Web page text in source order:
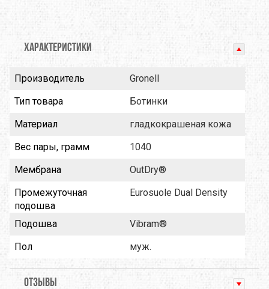
ХАРАКТЕРИСТИКИ
Производитель
Gronell
Тип товара
Ботинки
Материал
гладкокрашеная кожа
Вес пары, грамм
1040
Мембрана
OutDry®
Промежуточная
подошва
Eurosuole Dual Density
Подошва
Vibram®
Пол
муж.
ОТЗЫВЫ